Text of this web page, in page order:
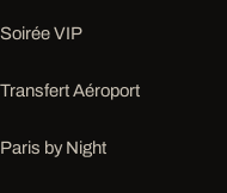
Soirée VIP
Transfert Aéroport
Paris by Night